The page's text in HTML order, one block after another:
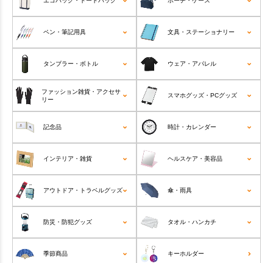
ペン・筆記用具 文具・ステーショナリー
タンブラー・ボトル ウェア・アパレル
ファッション雑貨・アクセサ
リー
スマホグッズ・PCグッズ
記念品 時計・カレンダー
インテリア・雑貨 ヘルスケア・美容品
アウトドア・トラベルグッズ 傘・雨具
防災・防犯グッズ タオル・ハンカチ
季節商品 キーホルダー